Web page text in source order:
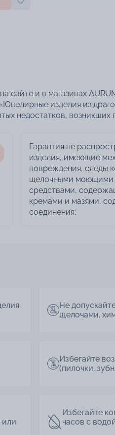
сайте и в магазинах
изделия из
недостатков, возникших
Гарантия не
изделия, имеющие
повреждения, следы
щелочными моющими
средствами,
кремами и мазями,
соединения;
Не
щелочами,
Избегайте
(пилочки,
или
Избегайте
часов с